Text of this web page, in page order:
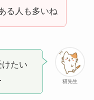
る人も多いね
猫先生
たい